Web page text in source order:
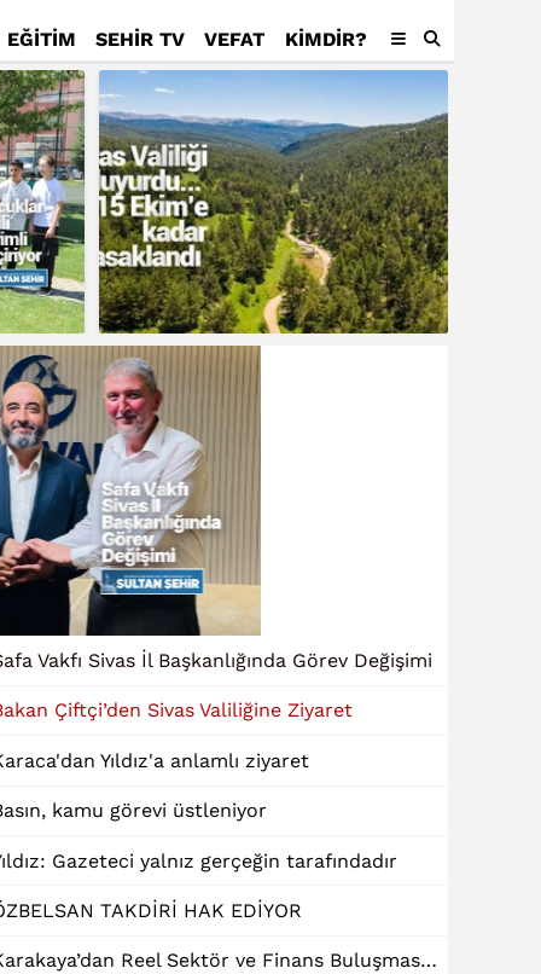
EĞİTİM SEHİR TV VEFAT KIMDIR?
Vakfı Sivas İl Başkanlığında Görev Değişimi
Çiftçi’den Sivas Valiliğine Ziyaret
Yıldız'a anlamlı ziyaret
kamu görevi üstleniyor
Gazeteci yalnız gerçeğin tarafındadır
TAKDİRİ HAK EDİYOR
Karakaya’dan Reel Sektör ve Finans Buluşmasında "Dinamik Kredi" Talebi